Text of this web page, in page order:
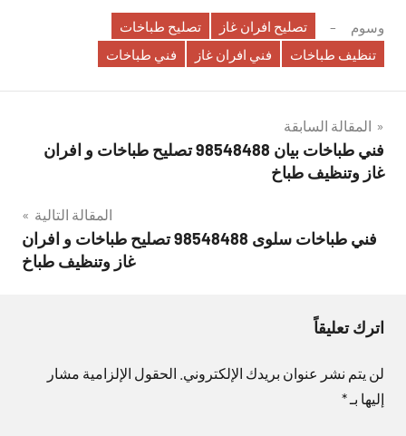
وسوم تصليح افران غاز
تصليح طباخات
تنظيف طباخات
فني افران غاز فني طباخات
تصفّح
المقالات
المقالة السابقة
فني طباخات بيان 98548488 تصليح طباخات و افران
غاز وتنظيف طباخ
المقالة التالية
فني طباخات سلوى 98548488 تصليح طباخات و افران
غاز وتنظيف طباخ
اترك تعليقاً
لن يتم نشر عنوان بريدك الإلكتروني. الحقول الإلزامية مشار
إليها بـ*